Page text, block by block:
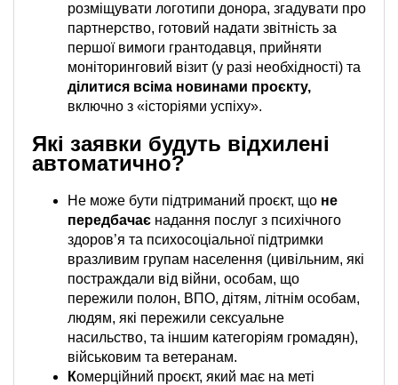
розміщувати логотипи донора, згадувати про
партнерство, готовий надати звітність за
першої вимоги грантодавця, прийняти
моніторинговий візит (у разі необхідності) та
ділитися всіма новинами проєкту,
включно з «історіями успіху».
Які заявки будуть відхилені
автоматично?
Не може бути підтриманий проєкт, що не
передбачає надання послуг з психічного
здоров’я та психосоціальної підтримки
вразливим групам населення (цивільним, які
постраждали від війни, особам, що
пережили полон, ВПО, дітям, літнім особам,
людям, які пережили сексуальне
насильство, та іншим категоріям громадян),
військовим та ветеранам.
Комерційний проєкт, який має на меті